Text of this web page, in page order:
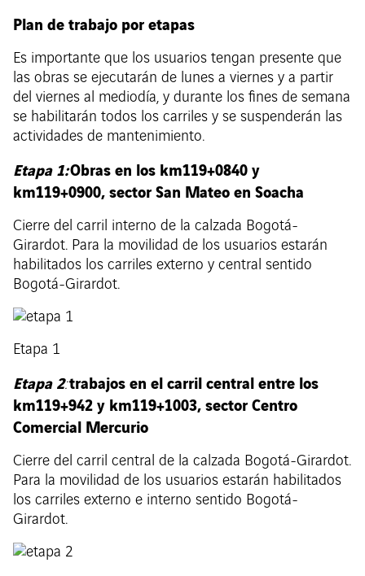
Plan de trabajo por etapas
Es importante que los usuarios tengan presente que
las obras se ejecutarán de lunes a viernes y a partir
del viernes al mediodía, y durante los fines de semana
se habilitarán todos los carriles y se suspenderán las
actividades de mantenimiento.
Etapa 1:Obras en los km119+0840 y
km119+0900, sector San Mateo en Soacha
Cierre del carril interno de la calzada Bogotá-
Girardot. Para la movilidad de los usuarios estarán
habilitados los carriles externo y central sentido
Bogotá-Girardot.
Etapa 1
Etapa 2:trabajos en el carril central entre los
km119+942 y km119+1003, sector Centro
Comercial Mercurio
Cierre del carril central de la calzada Bogotá-Girardot.
Para la movilidad de los usuarios estarán habilitados
los carriles externo e interno sentido Bogotá-
Girardot.